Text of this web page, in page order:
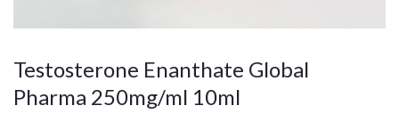
Testosterone Enanthate Global
Pharma 250mg/ml 10ml